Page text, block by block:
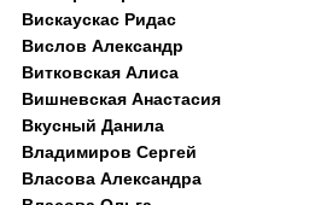
Вискаускас Ридас
Вислов Александр
Витковская Алиса
Вишневская Анастасия
Вкусный Данила
Владимиров Сергей
Власова Александра